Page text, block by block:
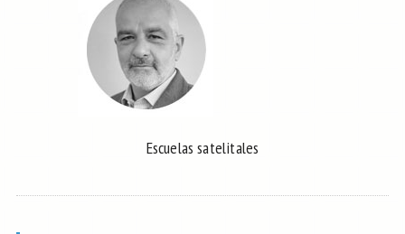
Escuelas satelitales